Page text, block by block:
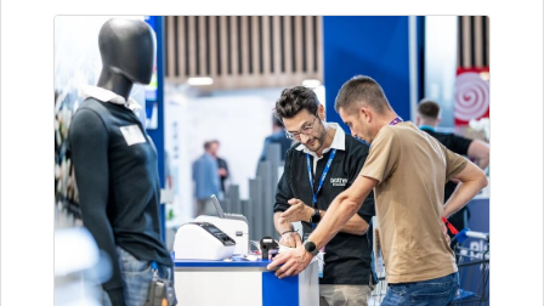
salienti